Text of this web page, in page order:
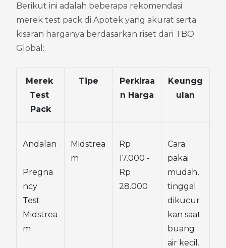
Berikut ini adalah beberapa rekomendasi
merek test pack di Apotek yang akurat serta
kisaran harganya berdasarkan riset dari TBO
Global:
Merek
Test
Pack
Tipe
Perkiraa
n Harga
Keungg
ulan
Andalan
Pregna
ncy
Test
Midstrea
m
Midstrea
m
Rp
17.000 -
Rp
28.000
Cara
pakai
mudah,
tinggal
dikucur
kan saat
buang
air kecil.